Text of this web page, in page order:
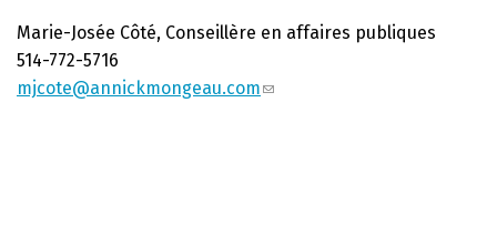
Marie-Josée Côté, Conseillère en affaires publiques
514-772-5716
mjcote@annickmongeau.com